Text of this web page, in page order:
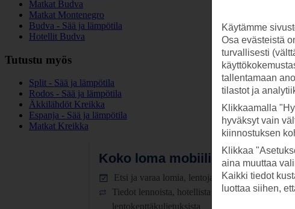
Matkat Budva
Matkat Montenegro
Budva - Sää ja lämpötila
Hotellit Budva
Tutustu myös
Split - Sää ja lämpötila
Rodos - Sää ja lämpötila
Äkkilähdöt Kreikka
Espanja - Sää ja lämpötila
Matkat Kreikka
Koko loma mobiilissa.Lataa
Etsi ja varaa lomia, lentoja ja hotelleja
Tiedot lennoista, hotellista ja
lentokenttäkuljetuksista
Käytämme
Osa evästeistä
turvallisesti
tallentamaan
tilastot ja
Klikkaamalla
hyväksyt vain
kiinnostuksen
Klikkaa
aina muuttaa
Kaikki tiedot
luottaa siihen,